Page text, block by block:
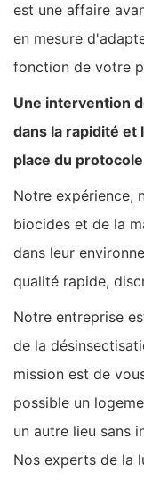
est une affaire
en mesure
fonction de votre
Une intervention
dans la rapidité et
place du
Notre expérience,
biocides et de la
dans leur
qualité rapide,
Notre entreprise
de la
mission est de
possible un
un autre lieu sans
Nos experts de la